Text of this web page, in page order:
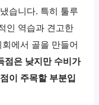
습니다. 특히 툴루
인 역습과 견고한
에서 골을 만들어
점은 낮지만 수비가
이 주목할 부분입